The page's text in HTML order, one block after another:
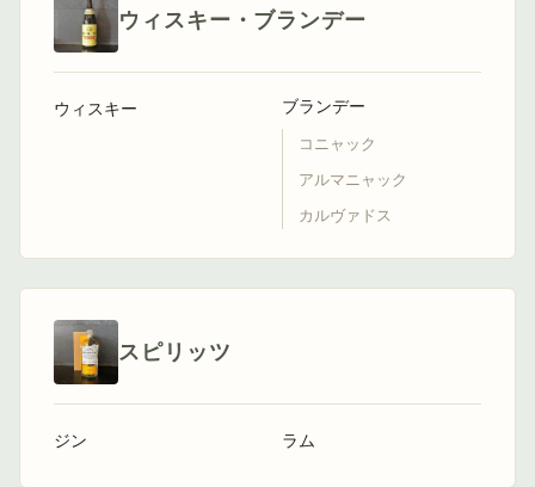
ウィスキー・ブランデー
ウィスキー ブランデー
コニャック
アルマニャック
カルヴァドス
スピリッツ
ジン ラム